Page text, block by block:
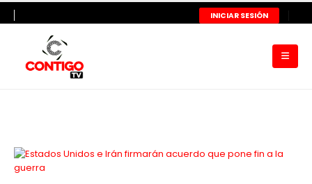
INICIAR SESIÓN